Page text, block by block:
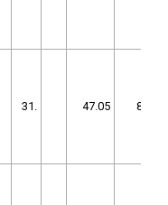
31. 47.05 88,9